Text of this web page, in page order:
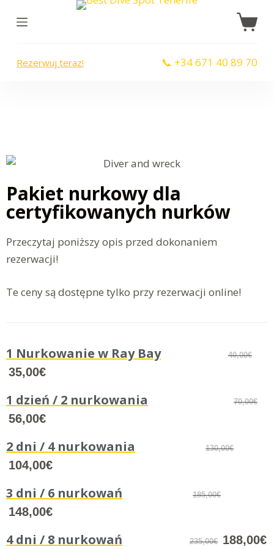
P
e
o
t
r
ś
c
i
Rezerwuj teraz! 📞 +34 671 40 89 70
Pakiet nurkowy dla
certyfikowanych nurków
Przeczytaj poniższy opis przed dokonaniem
rezerwacji!
Te ceny są dostępne tylko przy rezerwacji online!
1 Nurkowanie w Ray Bay 40,00€
35,00€
1 dzień / 2 nurkowania 70,00€
56,00€
2 dni / 4 nurkowania 130,00€
104,00€
3 dni / 6 nurkowań 185,00€
148,00€
4 dni / 8 nurkowań 235,00€ 188,00€